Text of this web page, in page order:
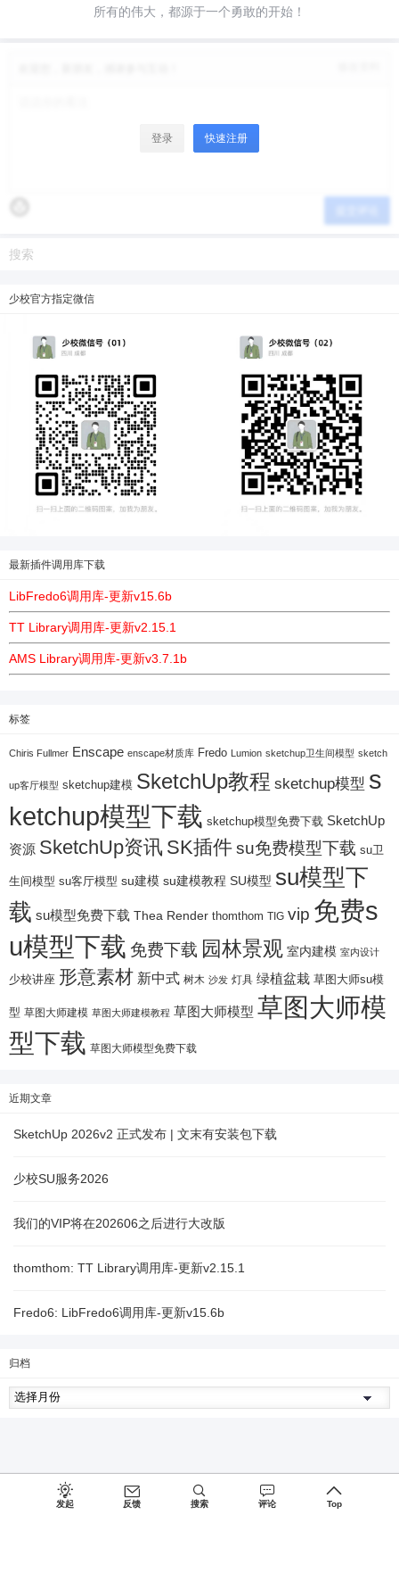
微信支付
所有的伟大，都源于一个勇敢的开始！
登录 快速注册
少校官方指定微信
最新插件调用库下载
LibFredo6调用库-更新v15.6b
TT Library调用库-更新v2.15.1
AMS Library调用库-更新v3.7.1b
标签
Chiris Fullmer Enscape enscape材质库 Fredo Lumion sketchup卫生间模型 sketch
up客厅模型 sketchup建模 SketchUp教程 sketchup模型 s
ketchup模型下载 sketchup模型免费下载 SketchUp
资源 SketchUp资讯 SK插件su免费模型下载 su卫
生间模型 su客厅模型 su建模 su建模教程 SU模型 su模型下
载 su模型免费下载 Thea Render thomthom TIG vip 免费s
u模型下载 免费下载 园林景观 室内建模 室内设计
少校讲座 形意素材 新中式 树木 沙发 灯具 绿植盆栽 草图大师su模
型 草图大师建模 草图大师建模教程 草图大师模型 草图大师模
型下载 草图大师模型免费下载
近期文章
SketchUp 2026v2 正式发布 | 文末有安装包下载
少校SU服务2026
我们的VIP将在202606之后进行大改版
thomthom: TT Library调用库-更新v2.15.1
Fredo6: LibFredo6调用库-更新v15.6b
归档
发起 反馈 搜索 评论 Top